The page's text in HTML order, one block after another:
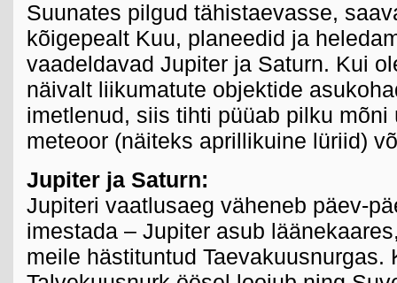
Suunates pilgud tähistaevasse,
kõigepealt Kuu, planeedid ja
vaadeldavad Jupiter ja Saturn. Kui
näivalt liikumatute objektide
imetlenud, siis tihti püüab pilku
meteoor (näiteks aprillikuine lüriid)
Jupiter ja Saturn:
Jupiteri vaatlusaeg väheneb päev-
imestada – Jupiter asub
meile hästituntud Taevakuusnurgas.